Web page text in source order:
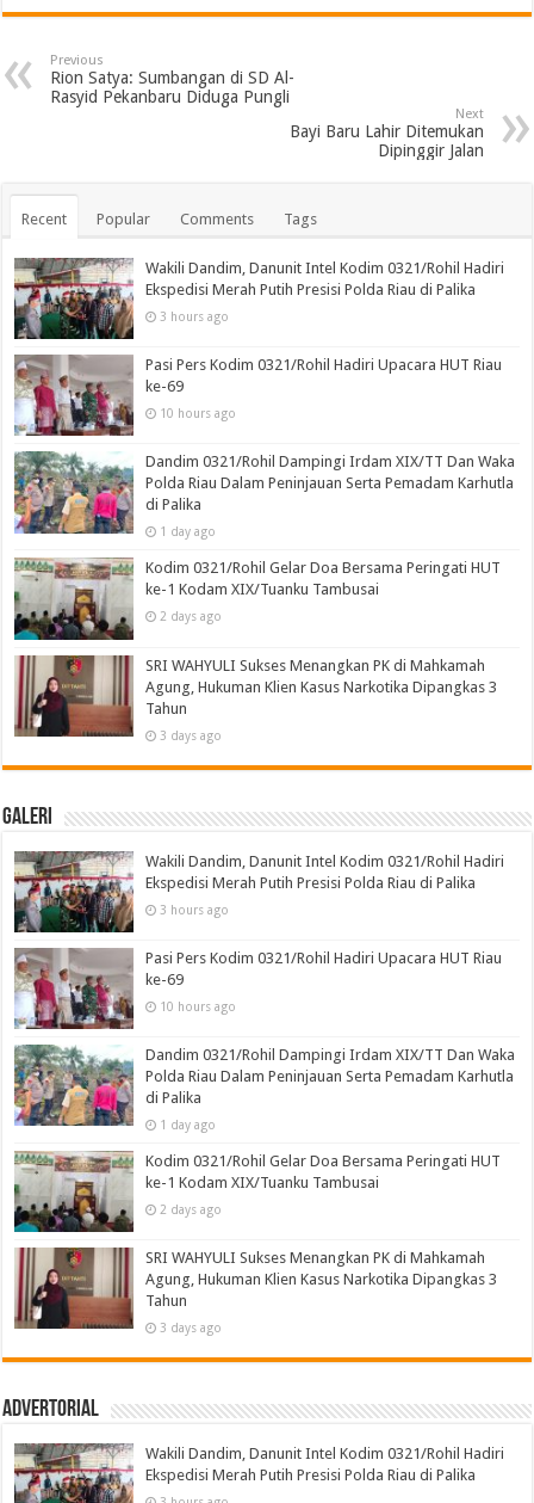
Previous
Rion Satya: Sumbangan di SD Al-
Rasyid Pekanbaru Diduga Pungli
Next
Bayi Baru Lahir Ditemukan
Dipinggir Jalan
Recent Popular Comments Tags
Wakili Dandim, Danunit Intel Kodim 0321/Rohil Hadiri
Ekspedisi Merah Putih Presisi Polda Riau di Palika
3 hours ago
Pasi Pers Kodim 0321/Rohil Hadiri Upacara HUT Riau
ke-69
10 hours ago
Dandim 0321/Rohil Dampingi Irdam XIX/TT Dan Waka
Polda Riau Dalam Peninjauan Serta Pemadam Karhutla
di Palika
1 day ago
Kodim 0321/Rohil Gelar Doa Bersama Peringati HUT
ke-1 Kodam XIX/Tuanku Tambusai
2 days ago
SRI WAHYULI Sukses Menangkan PK di Mahkamah
Agung, Hukuman Klien Kasus Narkotika Dipangkas 3
Tahun
3 days ago
Galeri
Wakili Dandim, Danunit Intel Kodim 0321/Rohil Hadiri
Ekspedisi Merah Putih Presisi Polda Riau di Palika
3 hours ago
Pasi Pers Kodim 0321/Rohil Hadiri Upacara HUT Riau
ke-69
10 hours ago
Dandim 0321/Rohil Dampingi Irdam XIX/TT Dan Waka
Polda Riau Dalam Peninjauan Serta Pemadam Karhutla
di Palika
1 day ago
Kodim 0321/Rohil Gelar Doa Bersama Peringati HUT
ke-1 Kodam XIX/Tuanku Tambusai
2 days ago
SRI WAHYULI Sukses Menangkan PK di Mahkamah
Agung, Hukuman Klien Kasus Narkotika Dipangkas 3
Tahun
3 days ago
Advertorial
Wakili Dandim, Danunit Intel Kodim 0321/Rohil Hadiri
Ekspedisi Merah Putih Presisi Polda Riau di Palika